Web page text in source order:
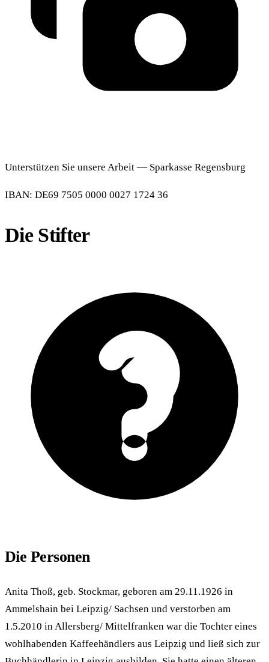
Unterstützen Sie unsere Arbeit — Sparkasse Regensburg
IBAN: DE69 7505 0000 0027 1724 36
Die Stifter
Die Personen
Anita Thoß, geb. Stockmar, geboren am 29.11.1926 in
Ammelshain bei Leipzig/ Sachsen und verstorben am
1.5.2010 in Allersberg/ Mittelfranken war die Tochter eines
wohlhabenden Kaffeehändlers aus Leipzig und ließ sich zur